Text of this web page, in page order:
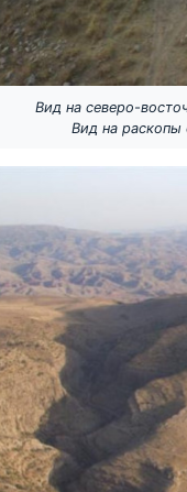
Вид на северо-
Вид на раскопы